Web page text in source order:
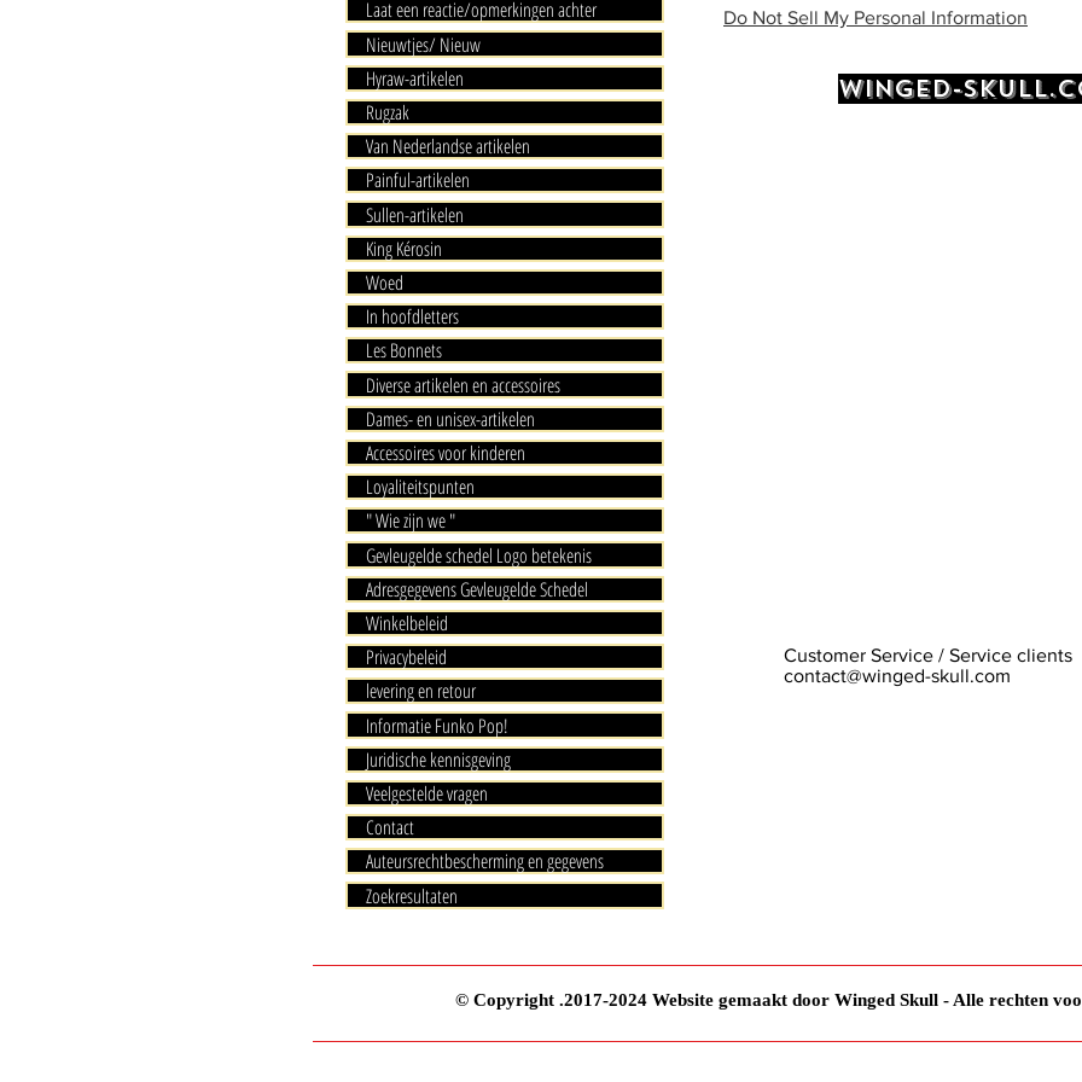
Laat een reactie/opmerkingen achter
Nieuwtjes/ Nieuw
Hyraw-artikelen
Rugzak
Van Nederlandse artikelen
Painful-artikelen
Sullen-artikelen
King Kérosin
Woed
In hoofdletters
Les Bonnets
Diverse artikelen en accessoires
Dames- en unisex-artikelen
Accessoires voor kinderen
Loyaliteitspunten
" Wie zijn we "
Gevleugelde schedel Logo betekenis
Adresgegevens Gevleugelde Schedel
Winkelbeleid
Privacybeleid
levering en retour
Informatie Funko Pop!
Juridische kennisgeving
Veelgestelde vragen
Contact
Auteursrechtbescherming en gegevens
Zoekresultaten
Do Not Sell My Personal Information
WINGED-
Customer Service / Service clients
contact@winged-skull.com
© Copyright .2017-2024 Website gemaakt door Winged Skull - Alle rechten